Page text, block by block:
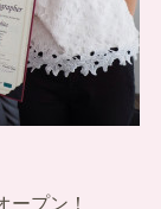
プン！